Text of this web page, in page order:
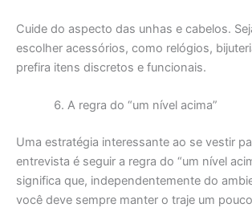
Cuide do aspecto das unhas e cabelos.
escolher acessórios, como relógios,
prefira itens discretos e funcionais.
A regra do “um nível acima”
Uma estratégia interessante ao se vestir
entrevista é seguir a regra do “um nível
significa que, independentemente do
você deve sempre manter o traje um